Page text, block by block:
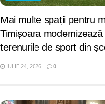
Mai multe spații pentru
Timișoara
terenurile de sport din
IULIE 24, 2026 0